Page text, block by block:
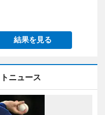
結果を見る
ニュース